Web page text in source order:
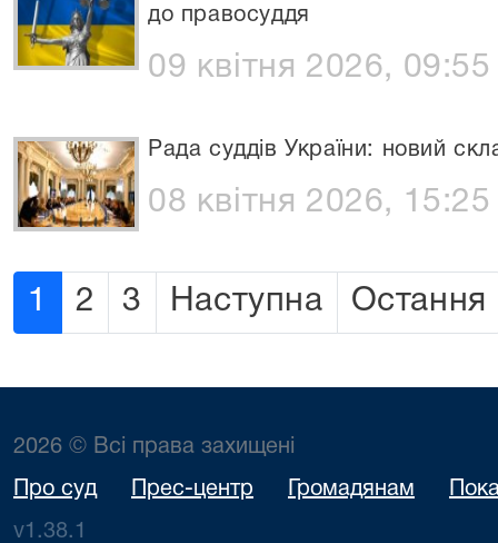
до правосуддя
09 квітня 2026, 09:55
Рада суддів України: новий
08 квітня 2026, 15:25
1 2 3 Наступна Остання
2026 © Всі права захищені
Про суд Прес-центр Громадянам
v1.38.1